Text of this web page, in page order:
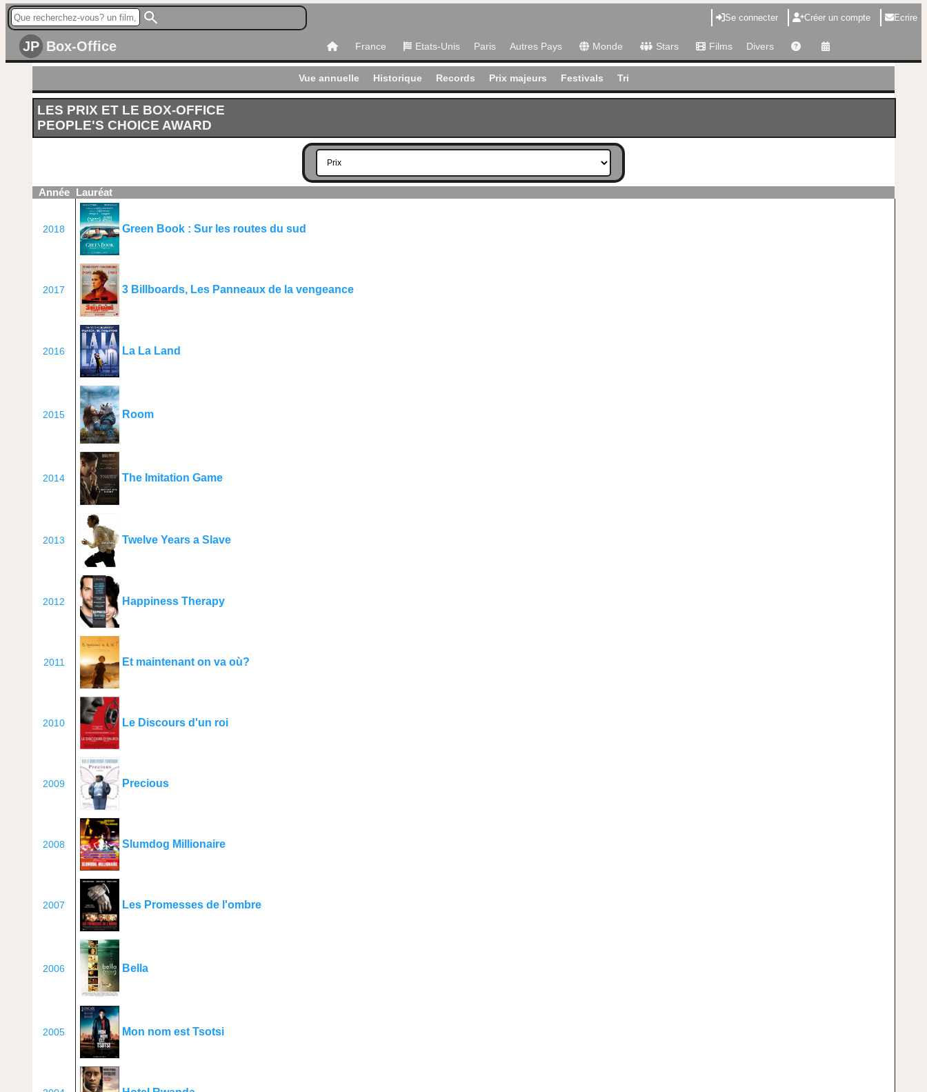
Se connecter Créer un compte Ecrire
JP Box-Office France Etats-Unis Paris Autres Pays Monde Stars Films Divers
Vue annuelle Historique Records Prix majeurs Festivals Tri
LES PRIX ET LE BOX-OFFICE
PEOPLE'S CHOICE AWARD
Année Lauréat
2018 Green Book : Sur les routes du sud
2017 3 Billboards, Les Panneaux de la vengeance
2016 La La Land
2015 Room
2014 The Imitation Game
2013 Twelve Years a Slave
2012 Happiness Therapy
2011 Et maintenant on va où?
2010 Le Discours d'un roi
2009 Precious
2008 Slumdog Millionaire
2007 Les Promesses de l'ombre
2006 Bella
2005 Mon nom est Tsotsi